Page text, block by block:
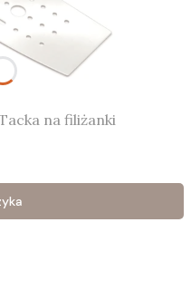
na filiżanki